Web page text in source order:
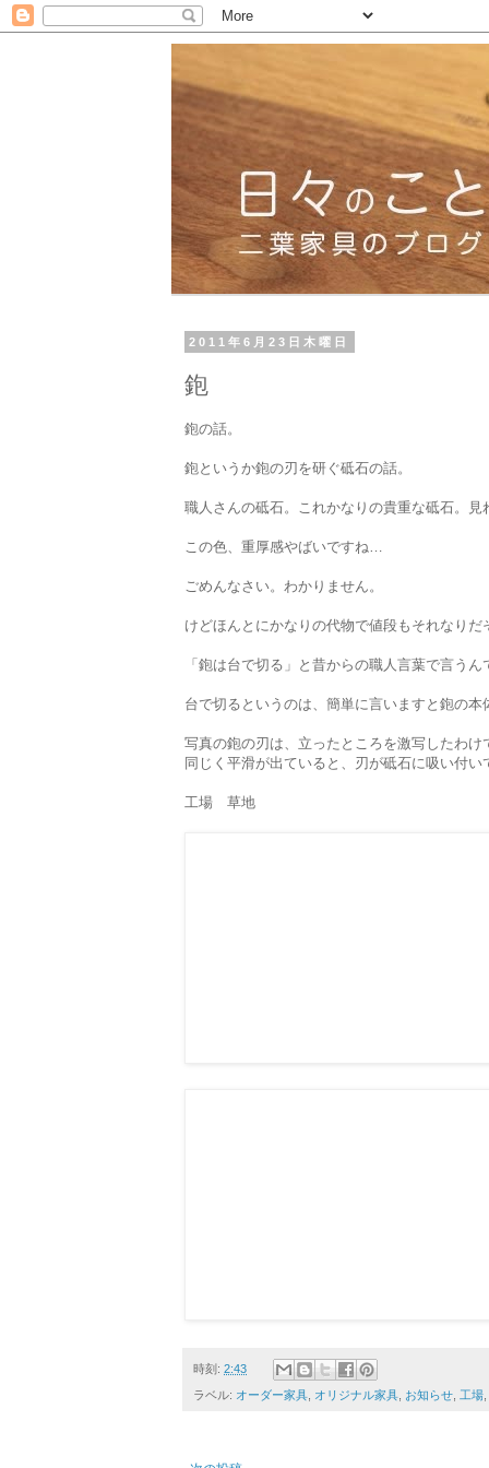
2011年6月23日木曜日
鉋
鉋の話。
鉋というか鉋の刃を研ぐ砥石の話。
職人さんの砥石。これかなりの貴重な砥石。
この色、重厚感やばいですね…
ごめんなさい。わかりません。
けどほんとにかなりの代物で値段もそれなり
「鉋は台で切る」と昔からの職人言葉で言う
台で切るというのは、簡単に言いますと鉋の
写真の鉋の刃は、立ったところを激写したわ
同じく平滑が出ていると、刃が砥石に吸い付い
工場 草地
時刻: 2:43
ラベル: オーダー家具 オリジナル家具 お知らせ 工場